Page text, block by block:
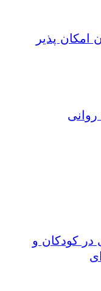
امکان پذیر
روانی
در کودکان و